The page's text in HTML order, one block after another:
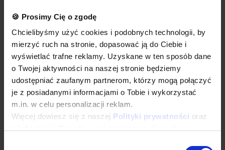
🍪 Prosimy Cię o zgodę
Chcielibyśmy użyć cookies i podobnych technologii, by
mierzyć ruch na stronie, dopasować ją do Ciebie i
wyświetlać trafne reklamy. Uzyskane w ten sposób dane
o Twojej aktywności na naszej stronie będziemy
udostępniać zaufanym partnerom, którzy mogą połączyć
je z posiadanymi informacjami o Tobie i wykorzystać
m.in. w celu personalizacji reklam.
Więcej dowiesz się z naszej Polityki prywatności oraz
Bateria zlewozmywakowa stojąca jednootworowa,
jednouchwytowa z wylewką obrotową 215 mm, wysokość 360
mm + Ścierki z mikrofibry | 5 szt. | niebieskie + Płyn
BRAK W MAGAZYNIE